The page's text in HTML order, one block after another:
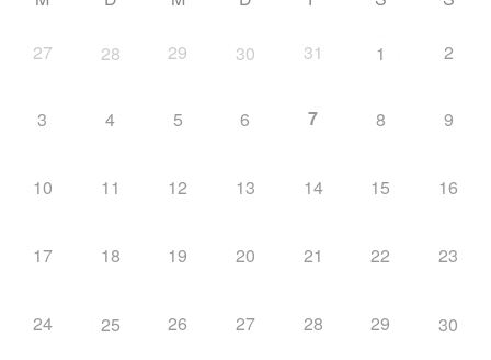
27 28 29 30 31 1 2
3 4 5 6 7 8 9
10 11 12 13 14 15 16
17 18 19 20 21 22 23
24 25 26 27 28 29 30